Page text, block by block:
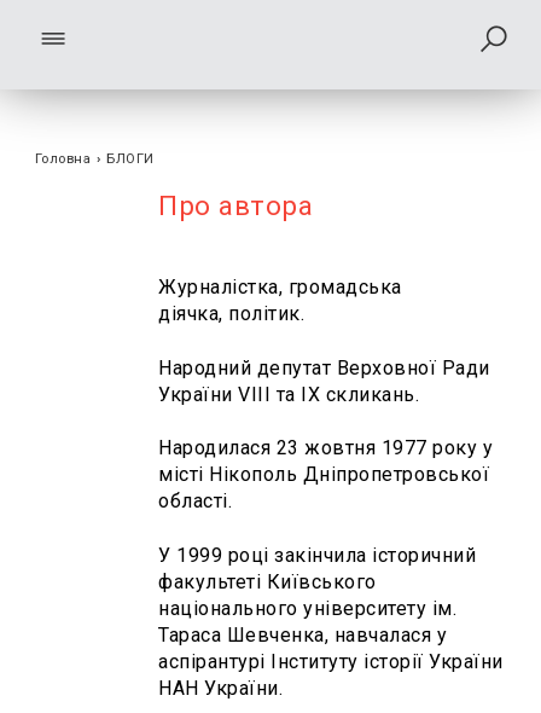
Головна › БЛОГИ
Про автора
Журналістка, громадська
діячка, політик.
Народний депутат Верховної Ради
України VIII та ІХ скликань.
Народилася 23 жовтня 1977 року у
місті Нікополь Дніпропетровської
області.
У 1999 році закінчила історичний
факультеті Київського
національного університету ім.
Тараса Шевченка, навчалася у
аспірантурі Інституту історії України
НАН України.